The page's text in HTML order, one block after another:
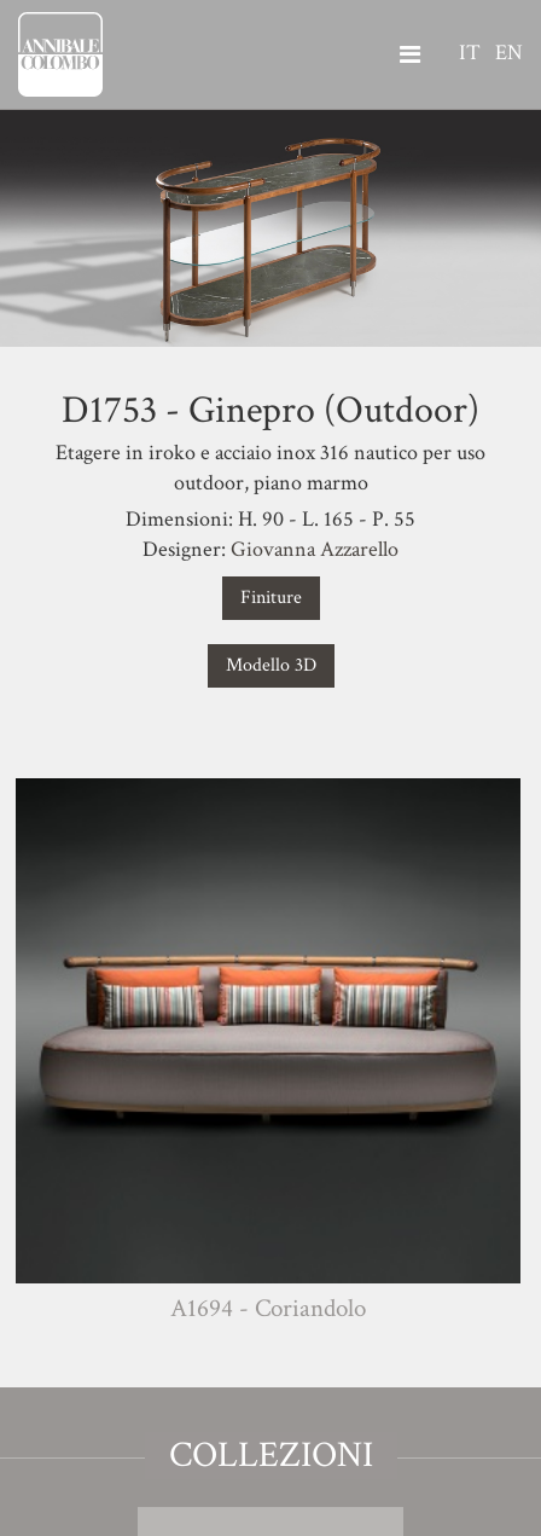
IT EN
D1753 - Ginepro (Outdoor)
Etagere in iroko e acciaio inox 316 nautico per uso
outdoor, piano marmo
Dimensioni: H. 90 - L. 165 - P. 55
Designer: Giovanna Azzarello
Finiture
Modello 3D
A1694 - Coriandolo
COLLEZIONI